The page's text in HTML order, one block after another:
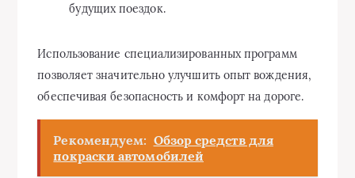
будущих поездок.
Использование специализированных программ
позволяет значительно улучшить опыт вождения,
обеспечивая безопасность и комфорт на дороге.
Рекомендуем: Обзор средств для
покраски автомобилей